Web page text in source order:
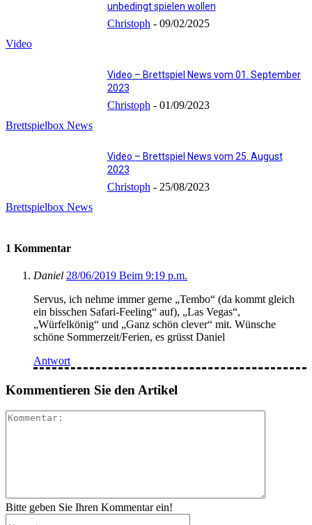
Video
unbedingt spielen wollen
Christoph - 09/02/2025
Brettspielbox News
Video – Brettspiel News vom 01. September
2023
Christoph - 01/09/2023
Brettspielbox News
Video – Brettspiel News vom 25. August
2023
Christoph - 25/08/2023
1 Kommentar
Daniel 28/06/2019 Beim 9:19 p.m.
Servus, ich nehme immer gerne „Tembo“ (da kommt gleich
ein bisschen Safari-Feeling“ auf), „Las Vegas“,
„Würfelkönig“ und „Ganz schön clever“ mit. Wünsche
schöne Sommerzeit/Ferien, es grüsst Daniel
Antwort
Kommentieren Sie den Artikel
Bitte geben Sie Ihren Kommentar ein!